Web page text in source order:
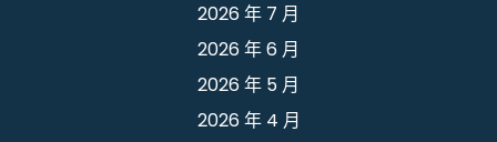
2026 年 7 月
2026 年 6 月
2026 年 5 月
2026 年 4 月